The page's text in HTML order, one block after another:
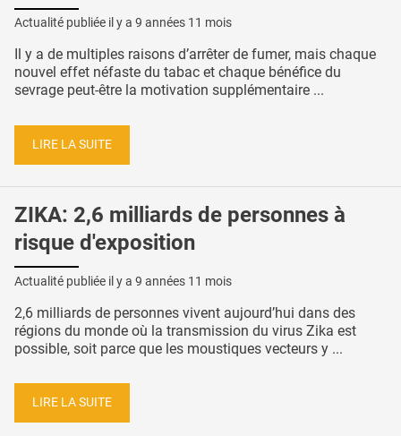
Actualité publiée il y a 9 années 11 mois
Il y a de multiples raisons d’arrêter de fumer, mais chaque
nouvel effet néfaste du tabac et chaque bénéfice du
sevrage peut-être la motivation supplémentaire ...
LIRE LA SUITE
ZIKA: 2,6 milliards de personnes à
risque d'exposition
Actualité publiée il y a 9 années 11 mois
2,6 milliards de personnes vivent aujourd’hui dans des
régions du monde où la transmission du virus Zika est
possible, soit parce que les moustiques vecteurs y ...
LIRE LA SUITE